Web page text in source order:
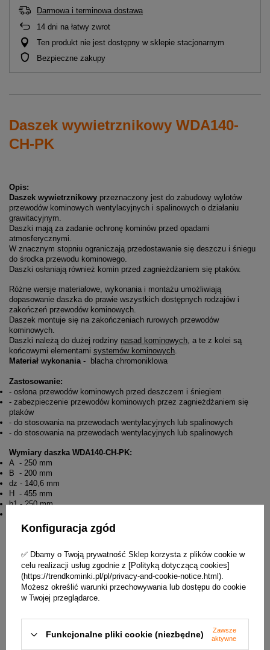
Darmowa i terminowa dostawa
14 dni na łatwy zwrot
Ten produkt nie jest dostępny w sklepie stacjonarnym
Bezpieczne zakupy
Daszek wywietrznikowy WDA140-
CH-PK
Opis:
Daszek wywietrznikowy przeznaczony jest do zabudowy wylotów
przewodów kominowych wentylacyjnych i spalinowych o działaniu
grawitacyjnym.
Daszki mają za zadanie ochronę kominów przed opadami
atmosferycznymi.
W znacznym stopniu ograniczają przedostawanie się deszczu i śniegu
do środka przewodu kominowego.
Daszki osłaniają również komin przed zagnieżdżaniem się ptaków.
Różne wersje materiałowe, wykonania i montażu umożliwiają
dopasowanie daszka do prawie wszystkich dostępnych rodzajów i
zakończeń przewodów kominowych.
Daszek montuje się na zakończeniach rurowych przewodów
kominowych.
Daszki należą do dużej rodziny nasad kominowych, a te z kolei są
końcowymi elementami systemów kominowych.
Materiał wykonania- blacha chromoniklowa
Zastosowanie:
- osłona przewodów kominowych przed deszczem i śniegiem
- zabezpieczenie przewodów kominowych przez zagnieżdżaniem się
ptaków
- do stosowania na przewodach wentylacyjnych lub spalinowych
- do stosowania na przewodach wentylacyjnych lub spalinowych
Wymiary daszka WDA140-CH-PK:
A - 250 mm
B - 200 mm
dz - 140,6 mm
H - 455 mm
h1 - 250 mm
Konfiguracja zgód
✅ Dbamy o Twoją prywatność Sklep korzysta z plików cookie w
celu realizacji usług zgodnie z [Polityką dotyczącą cookies]
(https://trendkominki.pl/pl/privacy-and-cookie-notice.html).
Możesz określić warunki przechowywania lub dostępu do cookie
w Twojej przeglądarce.
Funkcjonalne pliki cookie (niezbędne)
Zawsze
aktywne